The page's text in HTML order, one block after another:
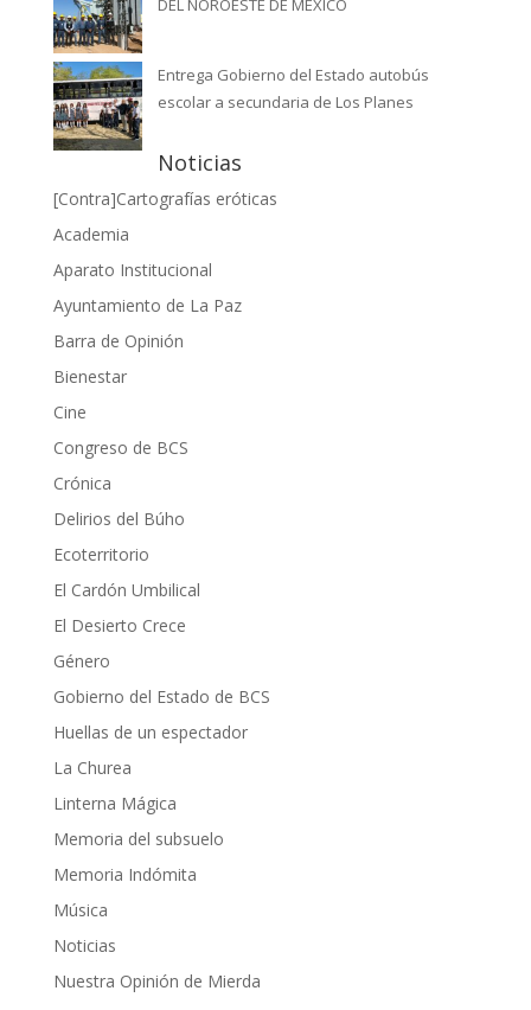
DEL NOROESTE DE MÉXICO
Entrega Gobierno del Estado autobús
escolar a secundaria de Los Planes
Noticias
[Contra]Cartografías eróticas
Academia
Aparato Institucional
Ayuntamiento de La Paz
Barra de Opinión
Bienestar
Cine
Congreso de BCS
Crónica
Delirios del Búho
Ecoterritorio
El Cardón Umbilical
El Desierto Crece
Género
Gobierno del Estado de BCS
Huellas de un espectador
La Churea
Linterna Mágica
Memoria del subsuelo
Memoria Indómita
Música
Noticias
Nuestra Opinión de Mierda